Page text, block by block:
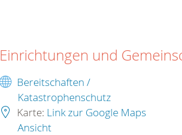
Einrichtungen und
Bereitschaften /
Katastrophenschutz
Karte: Link zur Google Maps
Ansicht